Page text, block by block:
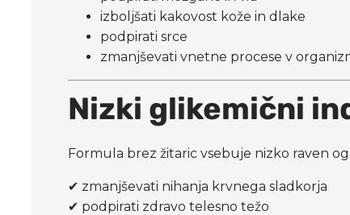
izboljšati kakovost kože in dlake
podpirati srce
zmanjševati vnetne procese v
Nizki glikemični
Formula brez žitaric vsebuje nizko raven
✔ zmanjševati nihanja krvnega sladkorja
✔ podpirati zdravo telesno težo